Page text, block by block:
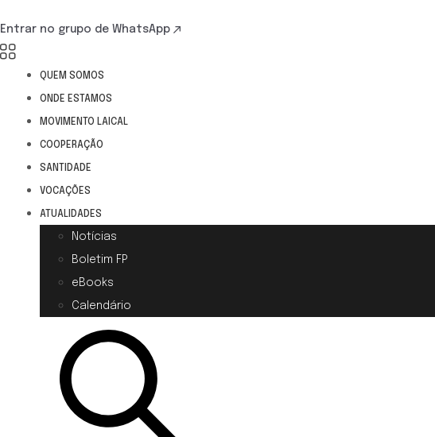
Entrar no grupo de WhatsApp
QUEM SOMOS
ONDE ESTAMOS
MOVIMENTO LAICAL
COOPERAÇÃO
SANTIDADE
VOCAÇÕES
ATUALIDADES
Notícias
Boletim FP
eBooks
Calendário